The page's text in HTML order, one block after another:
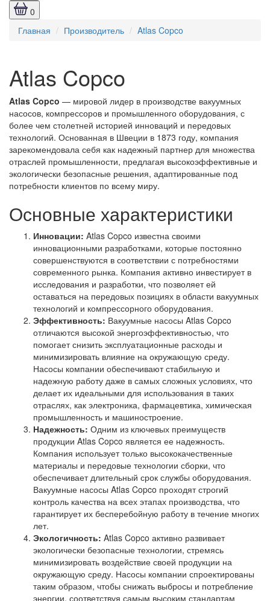
0
Главная
Производитель Atlas Copco
Atlas Copco
Atlas Copco — мировой лидер в производстве вакуумных
насосов, компрессоров и промышленного оборудования, с
более чем столетней историей инноваций и передовых
технологий. Основанная в Швеции в 1873 году, компания
зарекомендовала себя как надежный партнер для множества
отраслей промышленности, предлагая высокоэффективные и
экологически безопасные решения, адаптированные под
потребности клиентов по всему миру.
Основные характеристики
Инновации: Atlas Copco известна своими
инновационными разработками, которые постоянно
совершенствуются в соответствии с потребностями
современного рынка. Компания активно инвестирует в
исследования и разработки, что позволяет ей
оставаться на передовых позициях в области вакуумных
технологий и компрессорного оборудования.
Эффективность: Вакуумные насосы Atlas Copco
отличаются высокой энергоэффективностью, что
помогает снизить эксплуатационные расходы и
минимизировать влияние на окружающую среду.
Насосы компании обеспечивают стабильную и
надежную работу даже в самых сложных условиях, что
делает их идеальными для использования в таких
отраслях, как электроника, фармацевтика, химическая
промышленность и машиностроение.
Надежность: Одним из ключевых преимуществ
продукции Atlas Copco является ее надежность.
Компания использует только высококачественные
материалы и передовые технологии сборки, что
обеспечивает длительный срок службы оборудования.
Вакуумные насосы Atlas Copco проходят строгий
контроль качества на всех этапах производства, что
гарантирует их бесперебойную работу в течение многих
лет.
Экологичность: Atlas Copco активно развивает
экологически безопасные технологии, стремясь
минимизировать воздействие своей продукции на
окружающую среду. Насосы компании спроектированы
таким образом, чтобы снижать выбросы и потребление
энергии, соответствуя самым высоким стандартам